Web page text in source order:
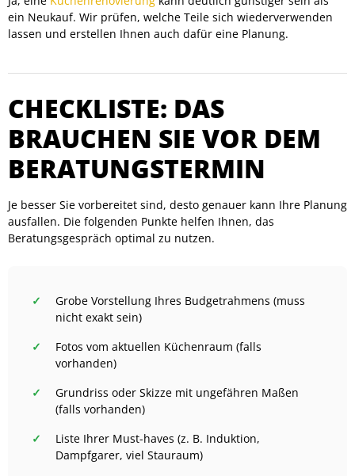
ein Neukauf. Wir prüfen, welche Teile sich wiederverwenden
lassen und erstellen Ihnen auch dafür eine Planung.
CHECKLISTE: DAS
BRAUCHEN SIE VOR DEM
BERATUNGSTERMIN
Je besser Sie vorbereitet sind, desto genauer kann Ihre Planung
ausfallen. Die folgenden Punkte helfen Ihnen, das
Beratungsgespräch optimal zu nutzen.
Grobe Vorstellung Ihres Budgetrahmens (muss
nicht exakt sein)
Fotos vom aktuellen Küchenraum (falls
vorhanden)
Grundriss oder Skizze mit ungefähren Maßen
(falls vorhanden)
Liste Ihrer Must-haves (z. B. Induktion,
Dampfgarer, viel Stauraum)